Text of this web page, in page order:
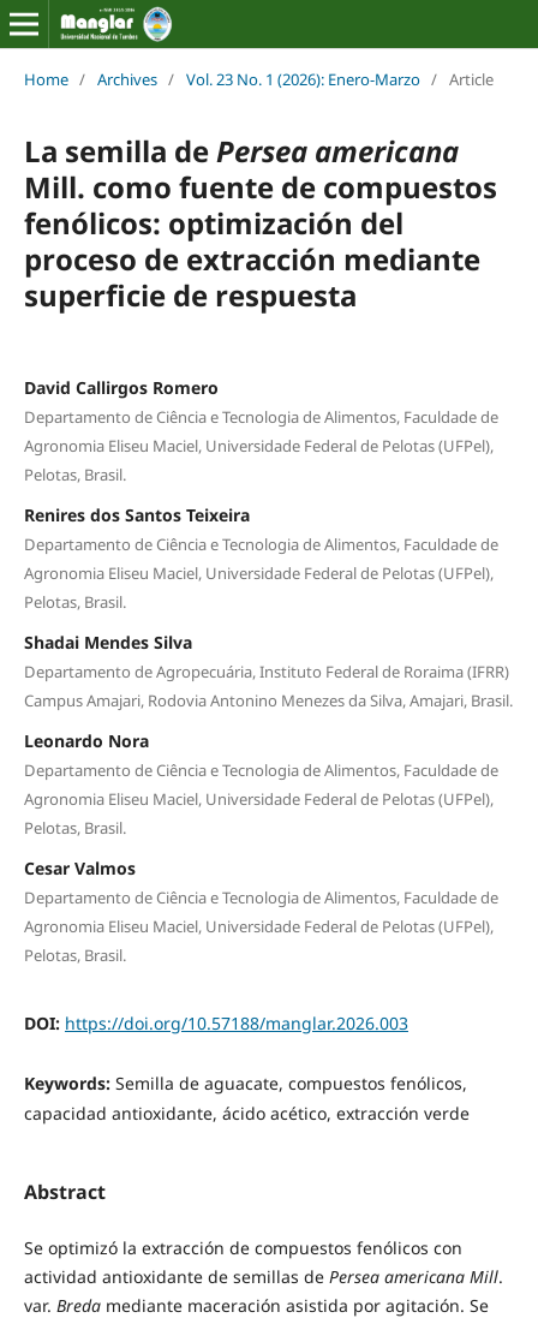
Home / Archives / Vol. 23 No. 1 (2026): Enero-Marzo / Article
La semilla dePersea americana
Mill. como fuente de compuestos
fenólicos: optimización del
proceso de extracción mediante
superficie de respuesta
David Callirgos Romero
Departamento de Ciência e Tecnologia de Alimentos, Faculdade de
Agronomia Eliseu Maciel, Universidade Federal de Pelotas (UFPel),
Pelotas, Brasil.
Renires dos Santos Teixeira
Departamento de Ciência e Tecnologia de Alimentos, Faculdade de
Agronomia Eliseu Maciel, Universidade Federal de Pelotas (UFPel),
Pelotas, Brasil.
Shadai Mendes Silva
Departamento de Agropecuária, Instituto Federal de Roraima (IFRR)
Campus Amajari, Rodovia Antonino Menezes da Silva, Amajari, Brasil.
Leonardo Nora
Departamento de Ciência e Tecnologia de Alimentos, Faculdade de
Agronomia Eliseu Maciel, Universidade Federal de Pelotas (UFPel),
Pelotas, Brasil.
Cesar Valmos
Departamento de Ciência e Tecnologia de Alimentos, Faculdade de
Agronomia Eliseu Maciel, Universidade Federal de Pelotas (UFPel),
Pelotas, Brasil.
DOI: https://doi.org/10.57188/manglar.2026.003
Keywords: Semilla de aguacate, compuestos fenólicos,
capacidad antioxidante, ácido acético, extracción verde
Abstract
Se optimizó la extracción de compuestos fenólicos con
actividad antioxidante de semillas de Persea americana Mill.
var. Bredamediante maceración asistida por agitación. Se